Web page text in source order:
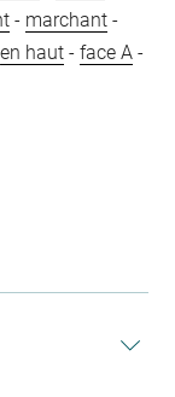
- marchant -
en haut -face A -